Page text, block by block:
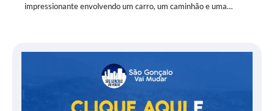
impressionante envolvendo um carro, um caminhão e uma…